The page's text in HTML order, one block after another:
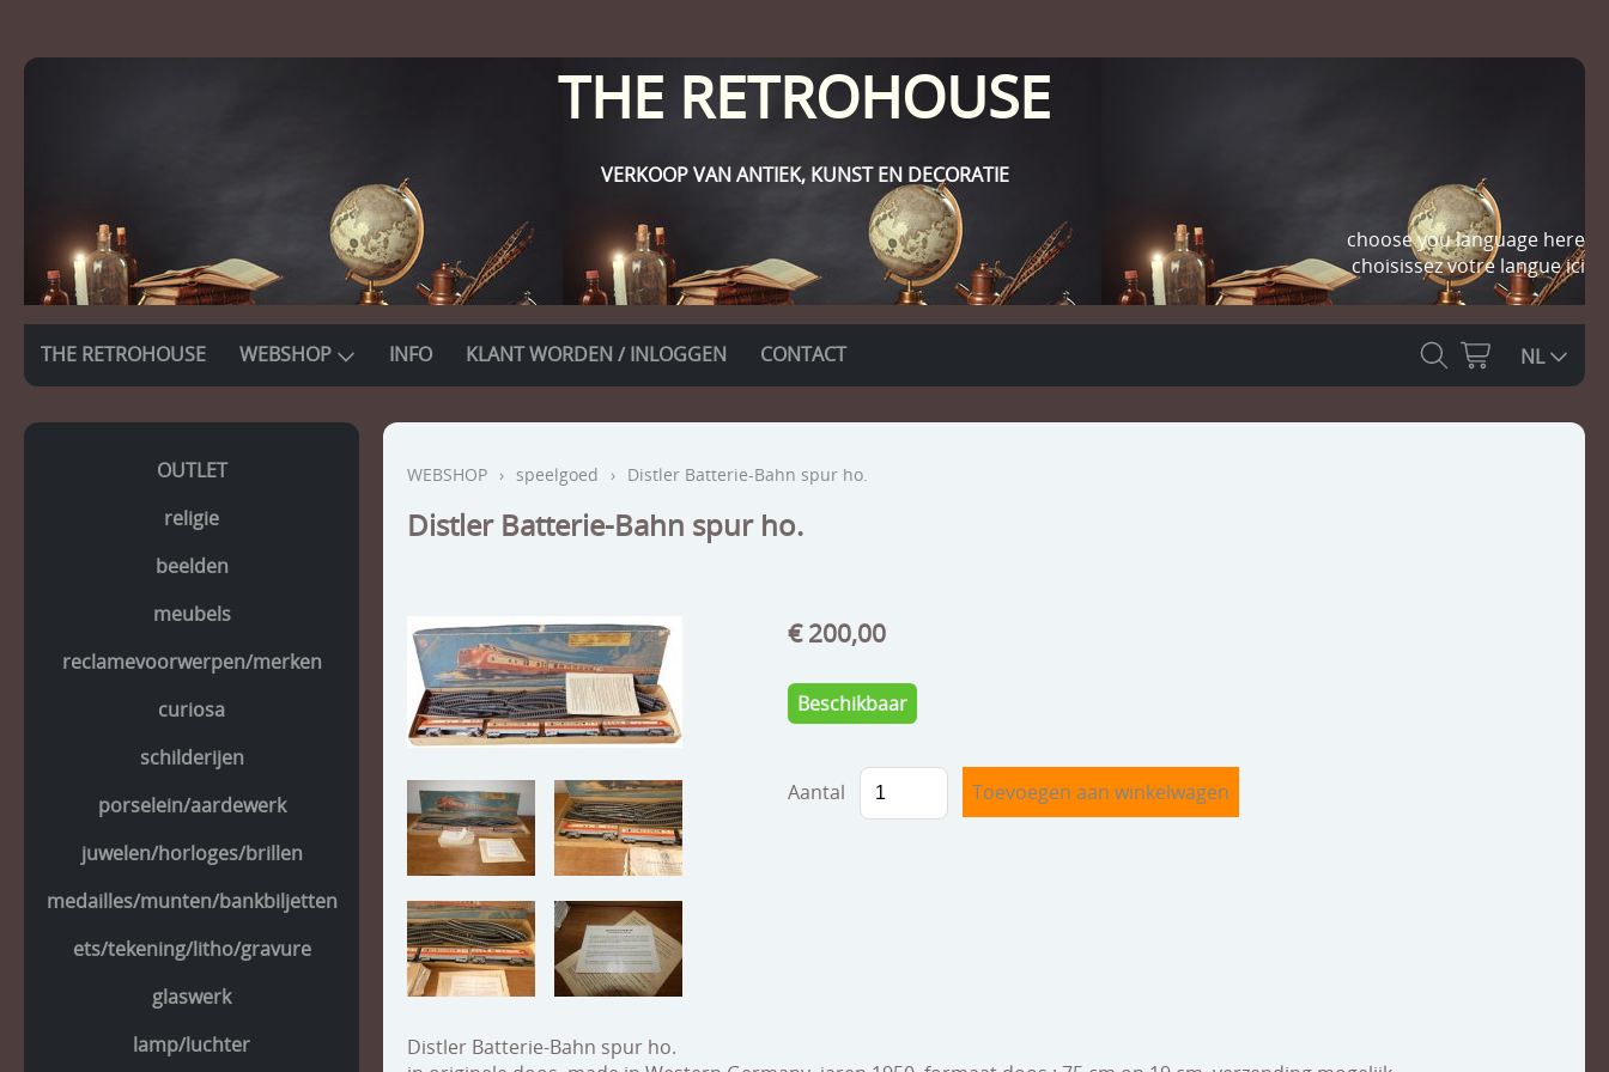
THE RETROHOUSE
VERKOOP VAN ANTIEK, KUNST EN DECORATIE
choose you language here
choisissez votre langue ici
THE RETROHOUSE WEBSHOP INFO KLANT WORDEN / INLOGGEN CONTACT NL
OUTLET
religie
beelden
meubels
reclamevoorwerpen/merken
curiosa
schilderijen
porselein/aardewerk
juwelen/horloges/brillen
medailles/munten/bankbiljetten
ets/tekening/litho/gravure
glaswerk
lamp/luchter
WEBSHOP › speelgoed › Distler Batterie-Bahn spur ho.
Distler Batterie-Bahn spur ho.
€ 200,00
Beschikbaar
Aantal
Distler Batterie-Bahn spur ho.